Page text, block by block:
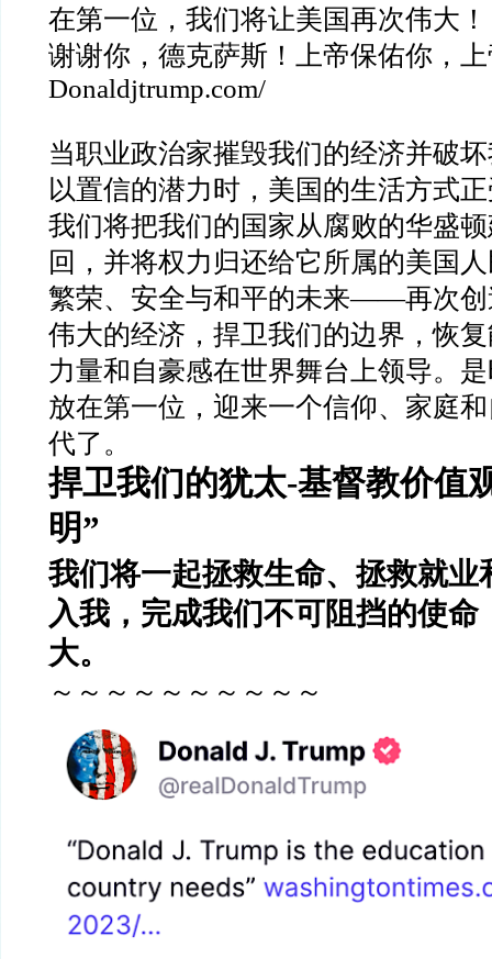
在第一位，我们将让美国再次伟大！
谢谢你，德克萨斯！上帝保佑你，
Donaldjtrump.com/
当职业政治家摧毁我们的经济并破
以置信的潜力时，美国的生活方式
我们将把我们的国家从腐败的华盛
回，并将权力归还给它所属的美国
繁荣、安全与和平的未来——再次
伟大的经济，捍卫我们的边界，恢
力量和自豪感在世界舞台上领导。
放在第一位，迎来一个信仰、家庭
代了。
捍卫我们的犹太-基督教价值
明”
我们将一起拯救生命、拯救就业
入我，完成我们不可阻挡的使命
大。
～～～～～～～～～～